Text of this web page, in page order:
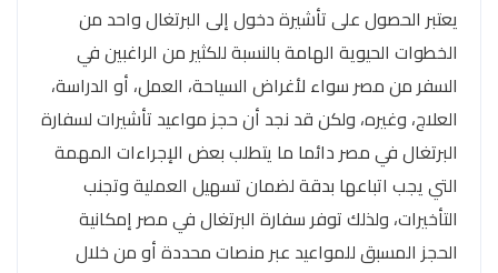
يعتبر الحصول على تأشيرة دخول إلى البرتغال واحد من
الخطوات الحيوية الهامة بالنسبة للكثير من الراغبين في
السفر من مصر سواء لأغراض السياحة، العمل، أو الدراسة،
العلاج، وغيره، ولكن قد نجد أن حجز مواعيد تأشيرات لسفارة
البرتغال في مصر دائما ما يتطلب بعض الإجراءات المهمة
التي يجب اتباعها بدقة لضمان تسهيل العملية وتجنب
التأخيرات، ولذلك توفر سفارة البرتغال في مصر إمكانية
الحجز المسبق للمواعيد عبر منصات محددة أو من خلال